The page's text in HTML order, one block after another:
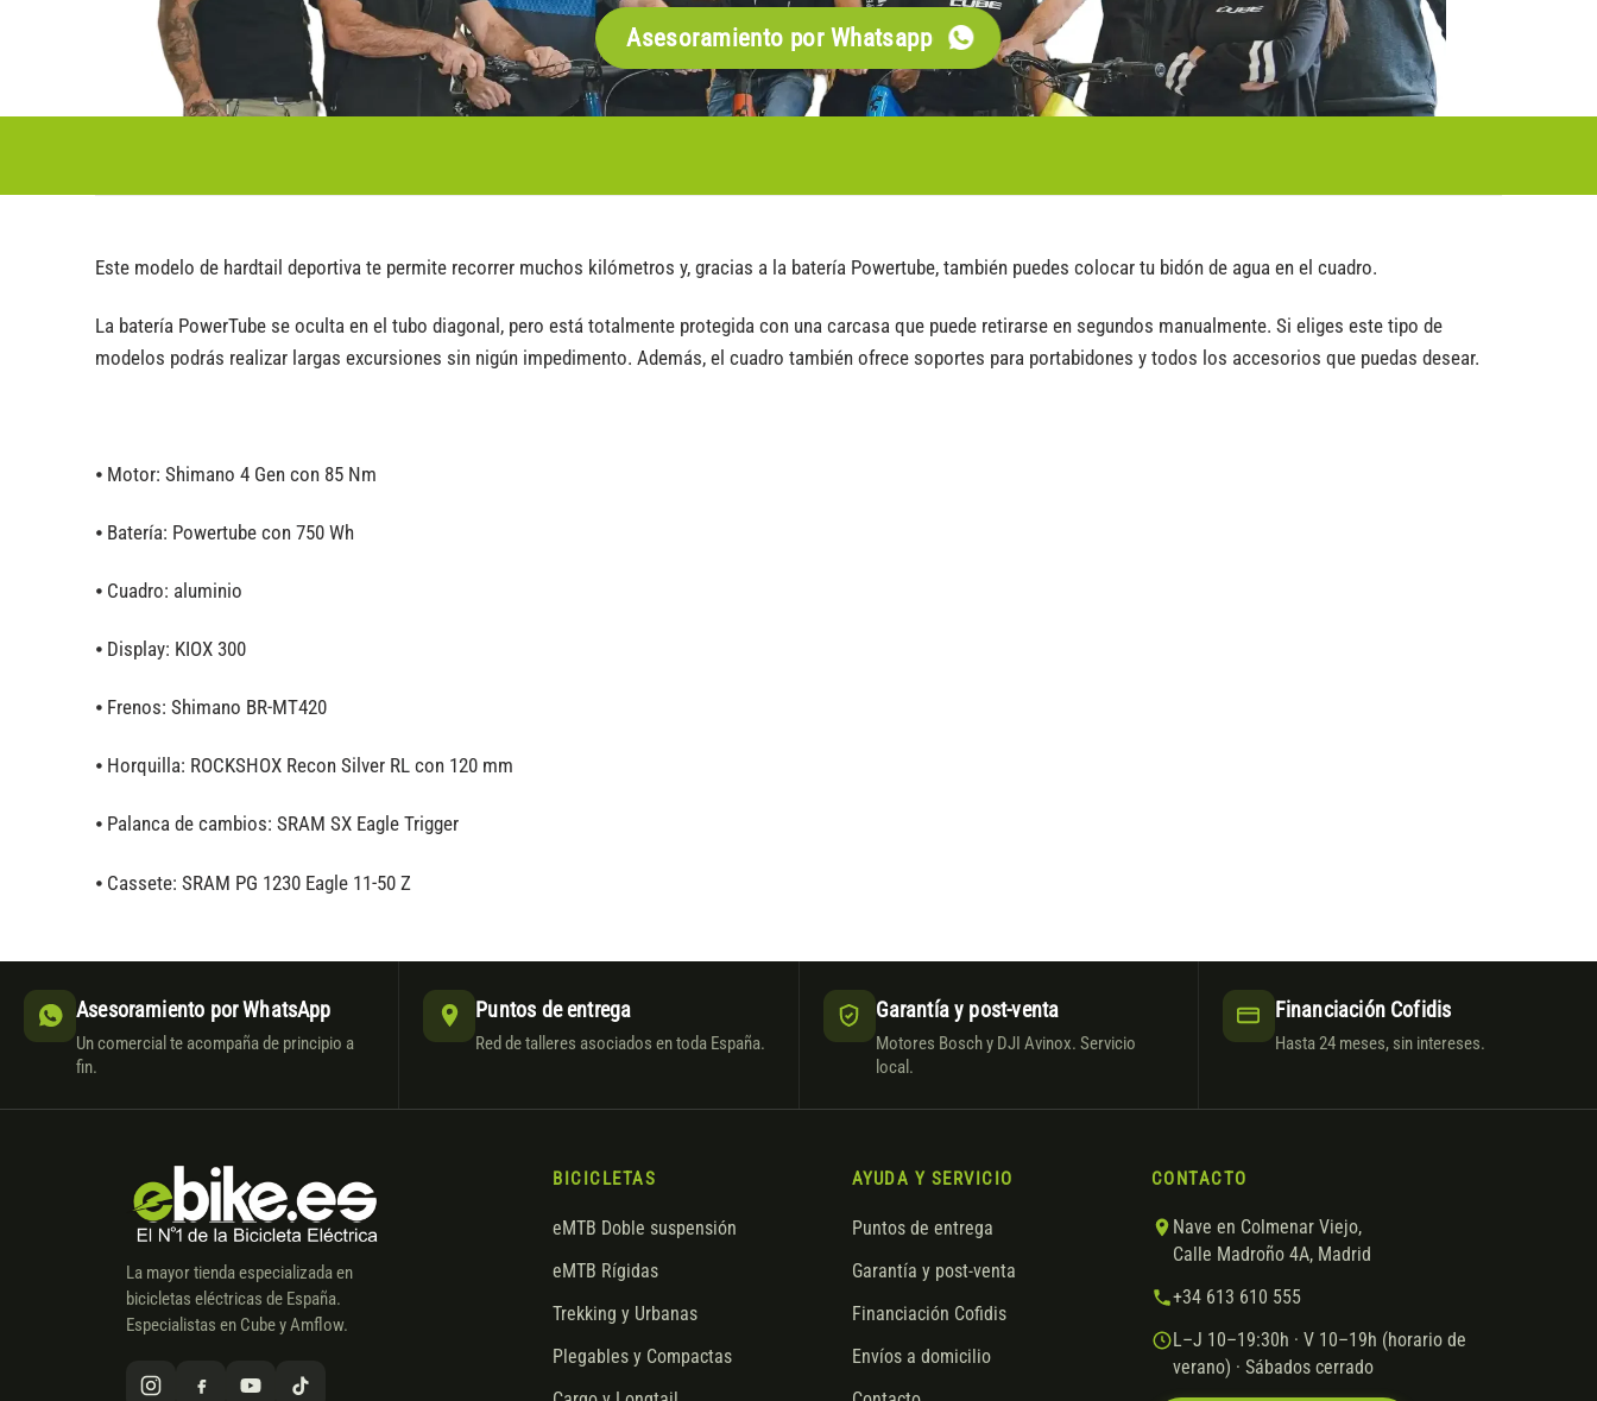
Asesoramiento por Whatsapp
Este modelo de hardtail deportiva te permite recorrer muchos kilómetros y, gracias a la batería Powertube, también puedes colocar tu bidón de agua en el cuadro.
La batería PowerTube se oculta en el tubo diagonal, pero está totalmente protegida con una carcasa que puede retirarse en segundos manualmente. Si eliges este tipo de
modelos podrás realizar largas excursiones sin nigún impedimento. Además, el cuadro también ofrece soportes para portabidones y todos los accesorios que puedas desear.
⦁ Motor: Shimano 4 Gen con 85 Nm
⦁ Batería: Powertube con 750 Wh
⦁ Cuadro: aluminio
⦁ Display: KIOX 300
⦁ Frenos: Shimano BR-MT420
⦁ Horquilla: ROCKSHOX Recon Silver RL con 120 mm
⦁ Palanca de cambios: SRAM SX Eagle Trigger
⦁ Cassete: SRAM PG 1230 Eagle 11-50 Z
Asesoramiento por WhatsApp
Un comercial te acompaña de principio a
fin.
Puntos de entrega
Red de talleres asociados en toda España.
Garantía y post-venta
Motores Bosch y DJI Avinox. Servicio
local.
Financiación Cofidis
Hasta 24 meses, sin intereses.
La mayor tienda especializada en
bicicletas eléctricas de España.
Especialistas en Cube y Amflow.
BICICLETAS
eMTB Doble suspensión
eMTB Rígidas
Trekking y Urbanas
Plegables y Compactas
AYUDA Y SERVICIO
Puntos de entrega
Garantía y post-venta
Financiación Cofidis
Envíos a domicilio
CONTACTO
Nave en Colmenar Viejo,
Calle Madroño 4A, Madrid
+34 613 610 555
L–J 10–19:30h · V 10–19h (horario de
verano) · Sábados cerrado